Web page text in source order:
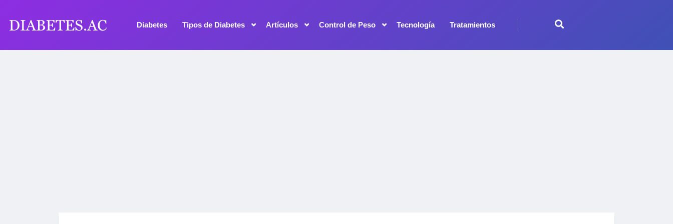
Diabetes Tipos de Diabetes Artículos Control de Peso Tecnología Tratamientos